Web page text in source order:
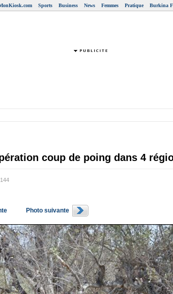
Sports Business News Femmes Pratique Burkina
coup de poing dans 4
Photo suivante